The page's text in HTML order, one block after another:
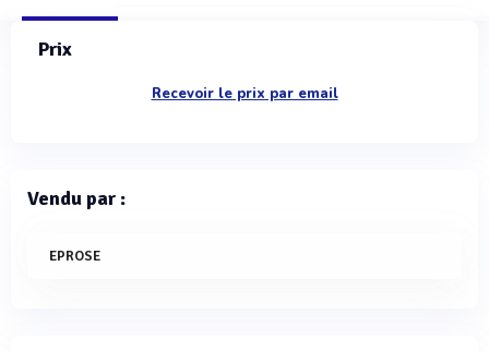
Prix
Recevoir le prix par email
Vendu par :
EPROSE